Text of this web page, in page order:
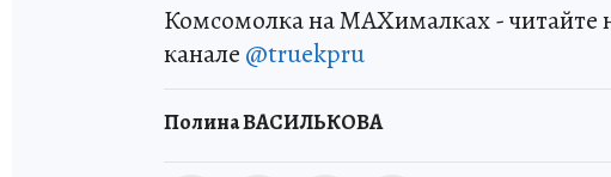
Комсомолка на MAXималках -
канале @truekpru
Полина ВАСИЛЬКОВА